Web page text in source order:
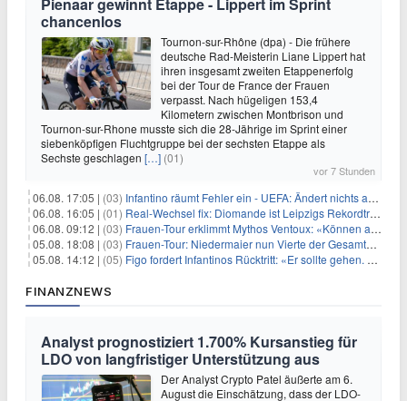
Pienaar gewinnt Etappe - Lippert im Sprint
chancenlos
Tournon-sur-Rhône (dpa) - Die frühere
deutsche Rad-Meisterin Liane Lippert hat
ihren insgesamt zweiten Etappenerfolg
bei der Tour de France der Frauen
verpasst. Nach hügeligen 153,4
Kilometern zwischen Montbrison und
Tournon-sur-Rhone musste sich die 28-Jährige im Sprint einer
siebenköpfigen Fluchtgruppe bei der sechsten Etappe als
Sechste geschlagen […] (01)
vor 7 Stunden
06.08. 17:05 | (03) Infantino räumt Fehler ein - UEFA: Ändert nichts an Boykott
06.08. 16:05 | (01) Real-Wechsel fix: Diomande ist Leipzigs Rekordtransfer
06.08. 09:12 | (03) Frauen-Tour erklimmt Mythos Ventoux: «Können alles schaffen»
05.08. 18:08 | (03) Frauen-Tour: Niedermaier nun Vierte der Gesamtwertung
05.08. 14:12 | (05) Figo fordert Infantinos Rücktritt: «Er sollte gehen. Jetzt»
FINANZNEWS
Analyst prognostiziert 1.700% Kursanstieg für
LDO von langfristiger Unterstützung aus
Der Analyst Crypto Patel äußerte am 6.
August die Einschätzung, dass der LDO-